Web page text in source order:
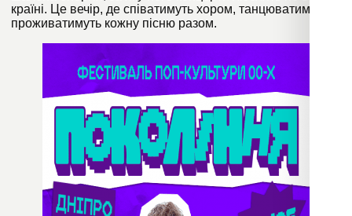
країні. Це вечір, де співатимуть хором, танцюватимуть і
проживатимуть кожну пісню разом.